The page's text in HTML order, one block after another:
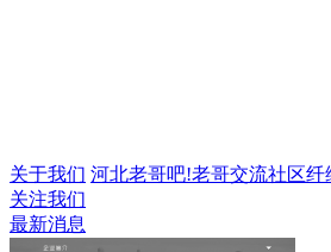
关于我们 河北老哥吧!老哥交流社区纤
关注我们
最新消息